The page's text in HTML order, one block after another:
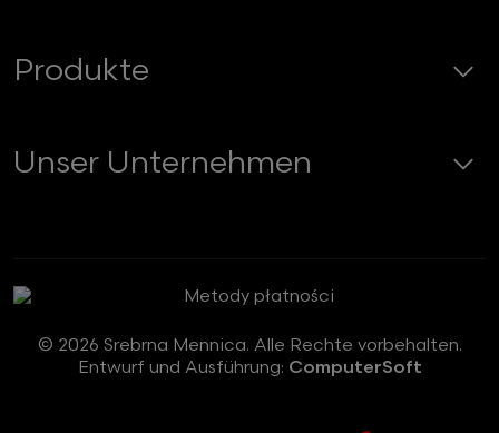
Produkte
Unser Unternehmen
© 2026 Srebrna Mennica. Alle Rechte vorbehalten.
Entwurf und Ausführung: ComputerSoft